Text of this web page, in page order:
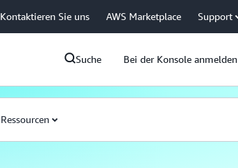
Kontaktieren Sie uns AWS Marketplace Support
Suche Bei der Konsole anmelden
Ressourcen